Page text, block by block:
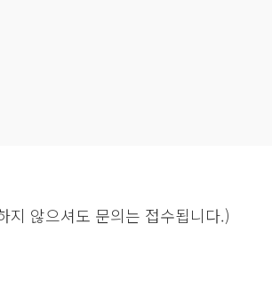
지 않으셔도 문의는 접수됩니다.)